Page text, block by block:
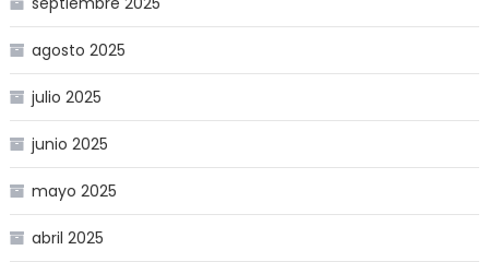
agosto 2025
julio 2025
junio 2025
mayo 2025
abril 2025